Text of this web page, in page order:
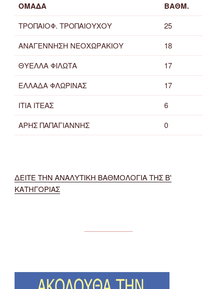
ΟΜΑΔΑ ΒΑΘΜ.
ΤΡΟΠΑΙΟΦ. ΤΡΟΠΑΙΟΥΧΟΥ
25
ΑΝΑΓΕΝΝΗΣΗ ΝΕΟΧΩΡΑΚΙΟΥ
18
ΘΥΕΛΛΑ ΦΙΛΩΤΑ
17
ΕΛΛΑΔΑ ΦΛΩΡΙΝΑΣ
17
ΙΤΙΑ ΙΤΕΑΣ
6
ΑΡΗΣ ΠΑΠΑΓΙΑΝΝΗΣ
0
ΔΕΙΤΕ ΤΗΝ ΑΝΑΛΥΤΙΚΗ ΒΑΘΜΟΛΟΓΙΑ ΤΗΣ Β'
ΚΑΤΗΓΟΡΙΑΣ